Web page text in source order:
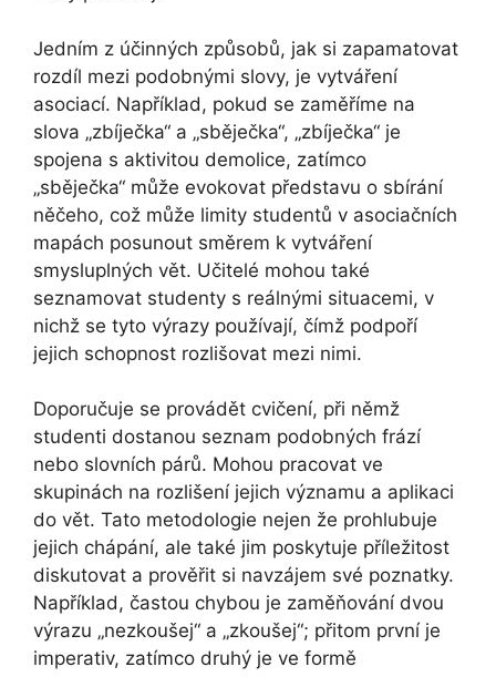
Jedním z účinných způsobů, jak si zapamatovat
rozdíl mezi podobnými slovy, je vytváření
asociací. Například, pokud se zaměříme na
slova „zbíječka“ a „sběječka“, „zbíječka“ je
spojena s aktivitou demolice, zatímco
„sběječka“ může evokovat představu o sbírání
něčeho, což může limity studentů v asociačních
mapách posunout směrem k vytváření
smysluplných vět. Učitelé mohou také
seznamovat studenty s reálnými situacemi, v
nichž se tyto výrazy používají, čímž podpoří
jejich schopnost rozlišovat mezi nimi.
Doporučuje se provádět cvičení, při němž
studenti dostanou seznam podobných frází
nebo slovních párů. Mohou pracovat ve
skupinách na rozlišení jejich významu a aplikaci
do vět. Tato metodologie nejen že prohlubuje
jejich chápání, ale také jim poskytuje příležitost
diskutovat a prověřit si navzájem své poznatky.
Například, častou chybou je zaměňování dvou
výrazu „nezkoušej“ a „zkoušej“; přitom první je
imperativ, zatímco druhý je ve formě